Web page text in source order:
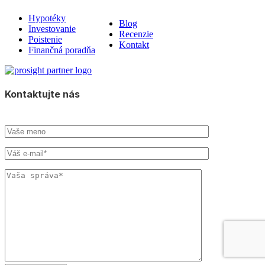
Hypotéky
Investovanie
Poistenie
Finančná poradňa
Blog
Recenzie
Kontakt
Kontaktujte nás